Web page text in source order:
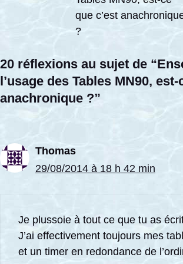
que c’est
?
20 réflexions au sujet de
l’usage des Tables MN90, est-
anachronique ?”
Thomas
29/08/2014 à 18 h 42 min
Je plussoie à tout ce que tu as
J’ai effectivement toujours mes
et un timer en redondance de